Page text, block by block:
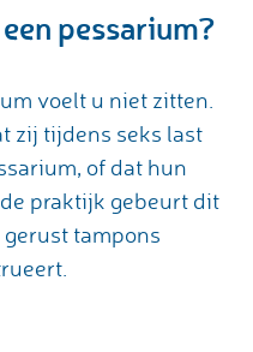
pessarium?
voelt u niet zitten.
zij tijdens seks last
of dat hun
praktijk gebeurt dit
tampons